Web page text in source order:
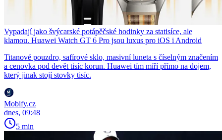
Vypadají jako švýcarské potápěčské hodinky za statisíce, ale
klamou. Huawei Watch GT 6 Pro jsou luxus pro iOS i Android
Titanové pouzdro, safírové sklo, masivní luneta s číselným značením
a cenovka pod devět tisíc korun. Huawei tím míří přímo na dojem,
který jinak stojí stovky tisíc.
Mobify.cz
dnes, 09:48
5 min